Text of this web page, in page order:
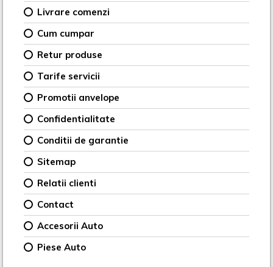
Livrare comenzi
Cum cumpar
Retur produse
Tarife servicii
Promotii anvelope
Confidentialitate
Conditii de garantie
Sitemap
Relatii clienti
Contact
Accesorii Auto
Piese Auto